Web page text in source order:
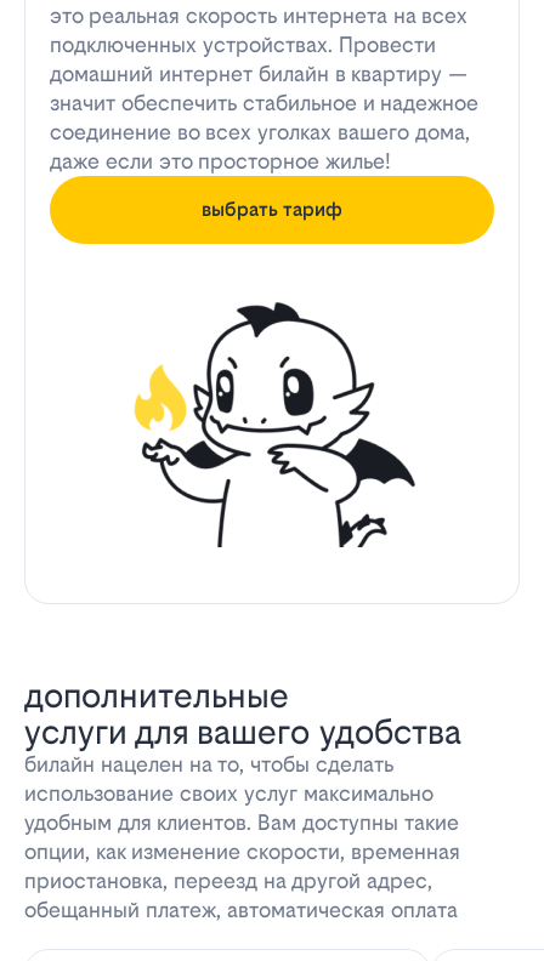
это реальная скорость интернета на всех
подключенных устройствах. Провести
домашний интернет билайн в квартиру —
значит обеспечить стабильное и надежное
соединение во всех уголках вашего дома,
даже если это просторное жилье!
выбрать тариф
дополнительные
услуги для вашего удобства
билайн нацелен на то, чтобы сделать
использование своих услуг максимально
удобным для клиентов. Вам доступны такие
опции, как изменение скорости, временная
приостановка, переезд на другой адрес,
обещанный платеж, автоматическая оплата